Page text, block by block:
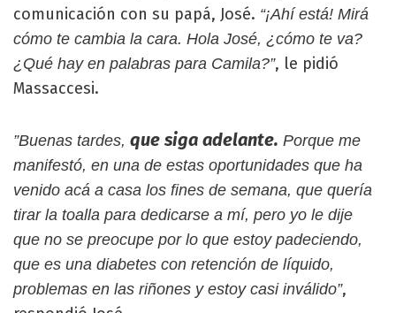
comunicación con su papá, José. “¡Ahí está! Mirá
cómo te cambia la cara. Hola José, ¿cómo te va?
¿Qué hay en palabras para Camila?”, le pidió
Massaccesi.
”Buenas tardes, que siga adelante. Porque me
manifestó, en una de estas oportunidades que ha
venido acá a casa los fines de semana, que quería
tirar la toalla para dedicarse a mí, pero yo le dije
que no se preocupe por lo que estoy padeciendo,
que es una diabetes con retención de líquido,
problemas en las riñones y estoy casi inválido”,